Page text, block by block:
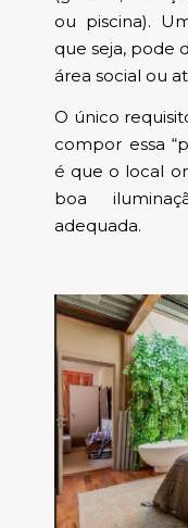
ou piscina).
que seja, pode
área social ou
O único
compor essa
é que o local
boa
adequada.